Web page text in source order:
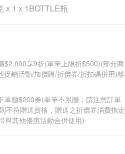
x 1 x 1BOTTLE瓶
$2,000享9折(單筆上限折$500)(部分商
促銷活動/加價購/折價券/折扣碼併用)離
單贈$200券(單筆不累贈，請注意訂單
不符贈送資格，贈送之折價券消費指定
與其他優惠活動合併使用)